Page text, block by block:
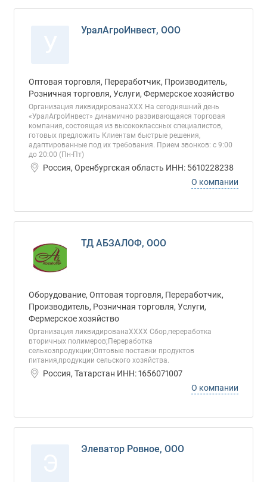
УралАгроИнвест, ООО
Оптовая торговля, Переработчик, Производитель,
Розничная торговля, Услуги, Фермерское хозяйство
Организация ликвидированаХХХ На сегодняшний день
«УралАгроИнвест» динамично развивающаяся торговая
компания, состоящая из высококлассных специалистов,
готовых предложить Клиентам быстрые решения,
адаптированные под их требования. Прием звонков: с 9:00
до 20:00 (Пн-Пт)
Россия, Оренбургская область ИНН: 5610228238
О компании
ТД АБЗАЛОФ, ООО
Оборудование, Оптовая торговля, Переработчик,
Производитель, Розничная торговля, Услуги,
Фермерское хозяйство
Организация ликвидированаХХХХ Сбор,переработка
вторичных полимеров;Переработка
сельхозпродукции;Оптовые поставки продуктов
питания,продукции сельского хозяйства.
Россия, Татарстан ИНН: 1656071007
О компании
Элеватор Ровное, ООО